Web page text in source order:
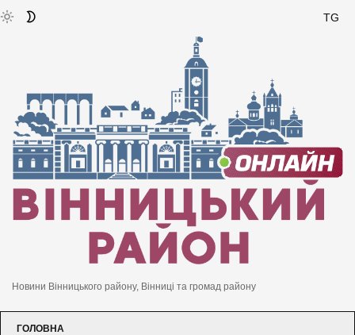
TG
Новини Вінницького району, Вінниці та громад району
ГОЛОВНА